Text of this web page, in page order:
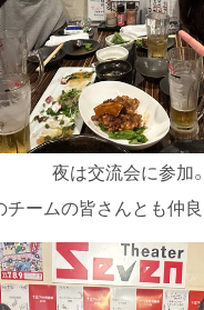
夜は交流会に参加。
ームの皆さんとも仲良